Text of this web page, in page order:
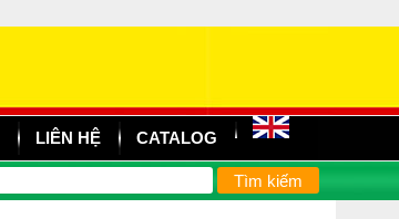
LIÊN HỆ CATALOG